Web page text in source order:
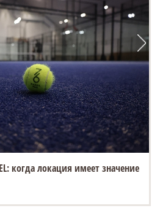
когда локация имеет значение